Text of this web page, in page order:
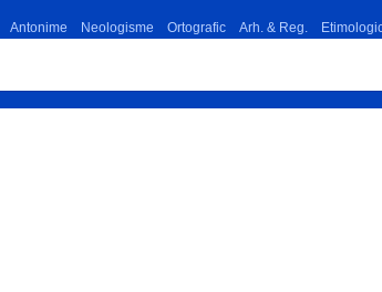
Antonime Neologisme Ortografic Arh. & Reg.